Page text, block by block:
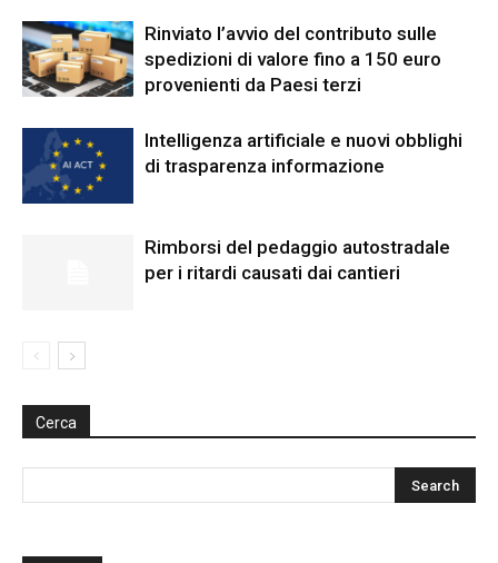
Rinviato l’avvio del contributo sulle
spedizioni di valore fino a 150 euro
provenienti da Paesi terzi
Intelligenza artificiale e nuovi obblighi
di trasparenza informazione
Rimborsi del pedaggio autostradale
per i ritardi causati dai cantieri
Cerca